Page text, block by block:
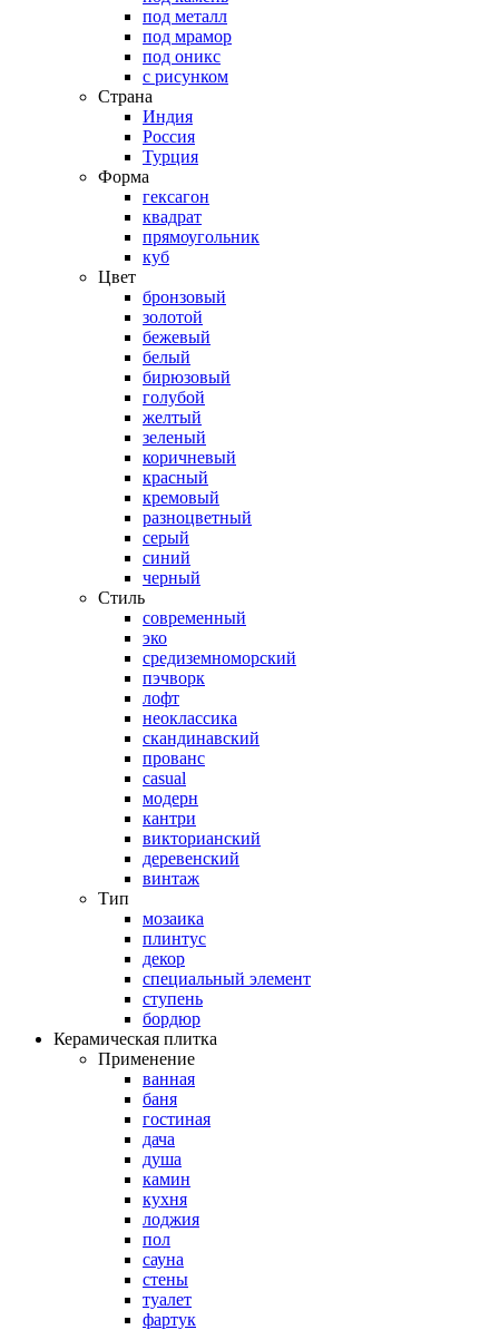
под металл
под мрамор
под оникс
с рисунком
Страна
Индия
Россия
Турция
Форма
гексагон
квадрат
прямоугольник
куб
Цвет
бронзовый
золотой
бежевый
белый
бирюзовый
голубой
желтый
зеленый
коричневый
красный
кремовый
разноцветный
серый
синий
черный
Стиль
современный
эко
средиземноморский
пэчворк
лофт
неоклассика
скандинавский
прованс
casual
модерн
кантри
викторианский
деревенский
винтаж
Тип
мозаика
плинтус
декор
специальный элемент
ступень
бордюр
Керамическая плитка
Применение
ванная
баня
гостиная
дача
душа
камин
кухня
лоджия
пол
сауна
стены
туалет
фартук